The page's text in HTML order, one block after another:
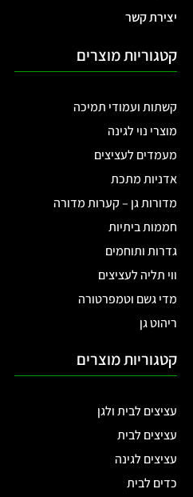
יצירת קשר
קטגוריות מוצרים
קשתות ועמודי תמיכה
מוצרי נוי לגינה
מעמדים לעציצים
אדניות מתכת
מדורות גן – קערות מדורה
חממות ביתיות
גדרות ותוחמים
ווי תליה לעציצים
מדי גשם וטמפרטורה
ריהוט גן
קטגוריות מוצרים
עציצים לבית ולגן
עציצים לבית
עציצים לגינה
כדים לבית